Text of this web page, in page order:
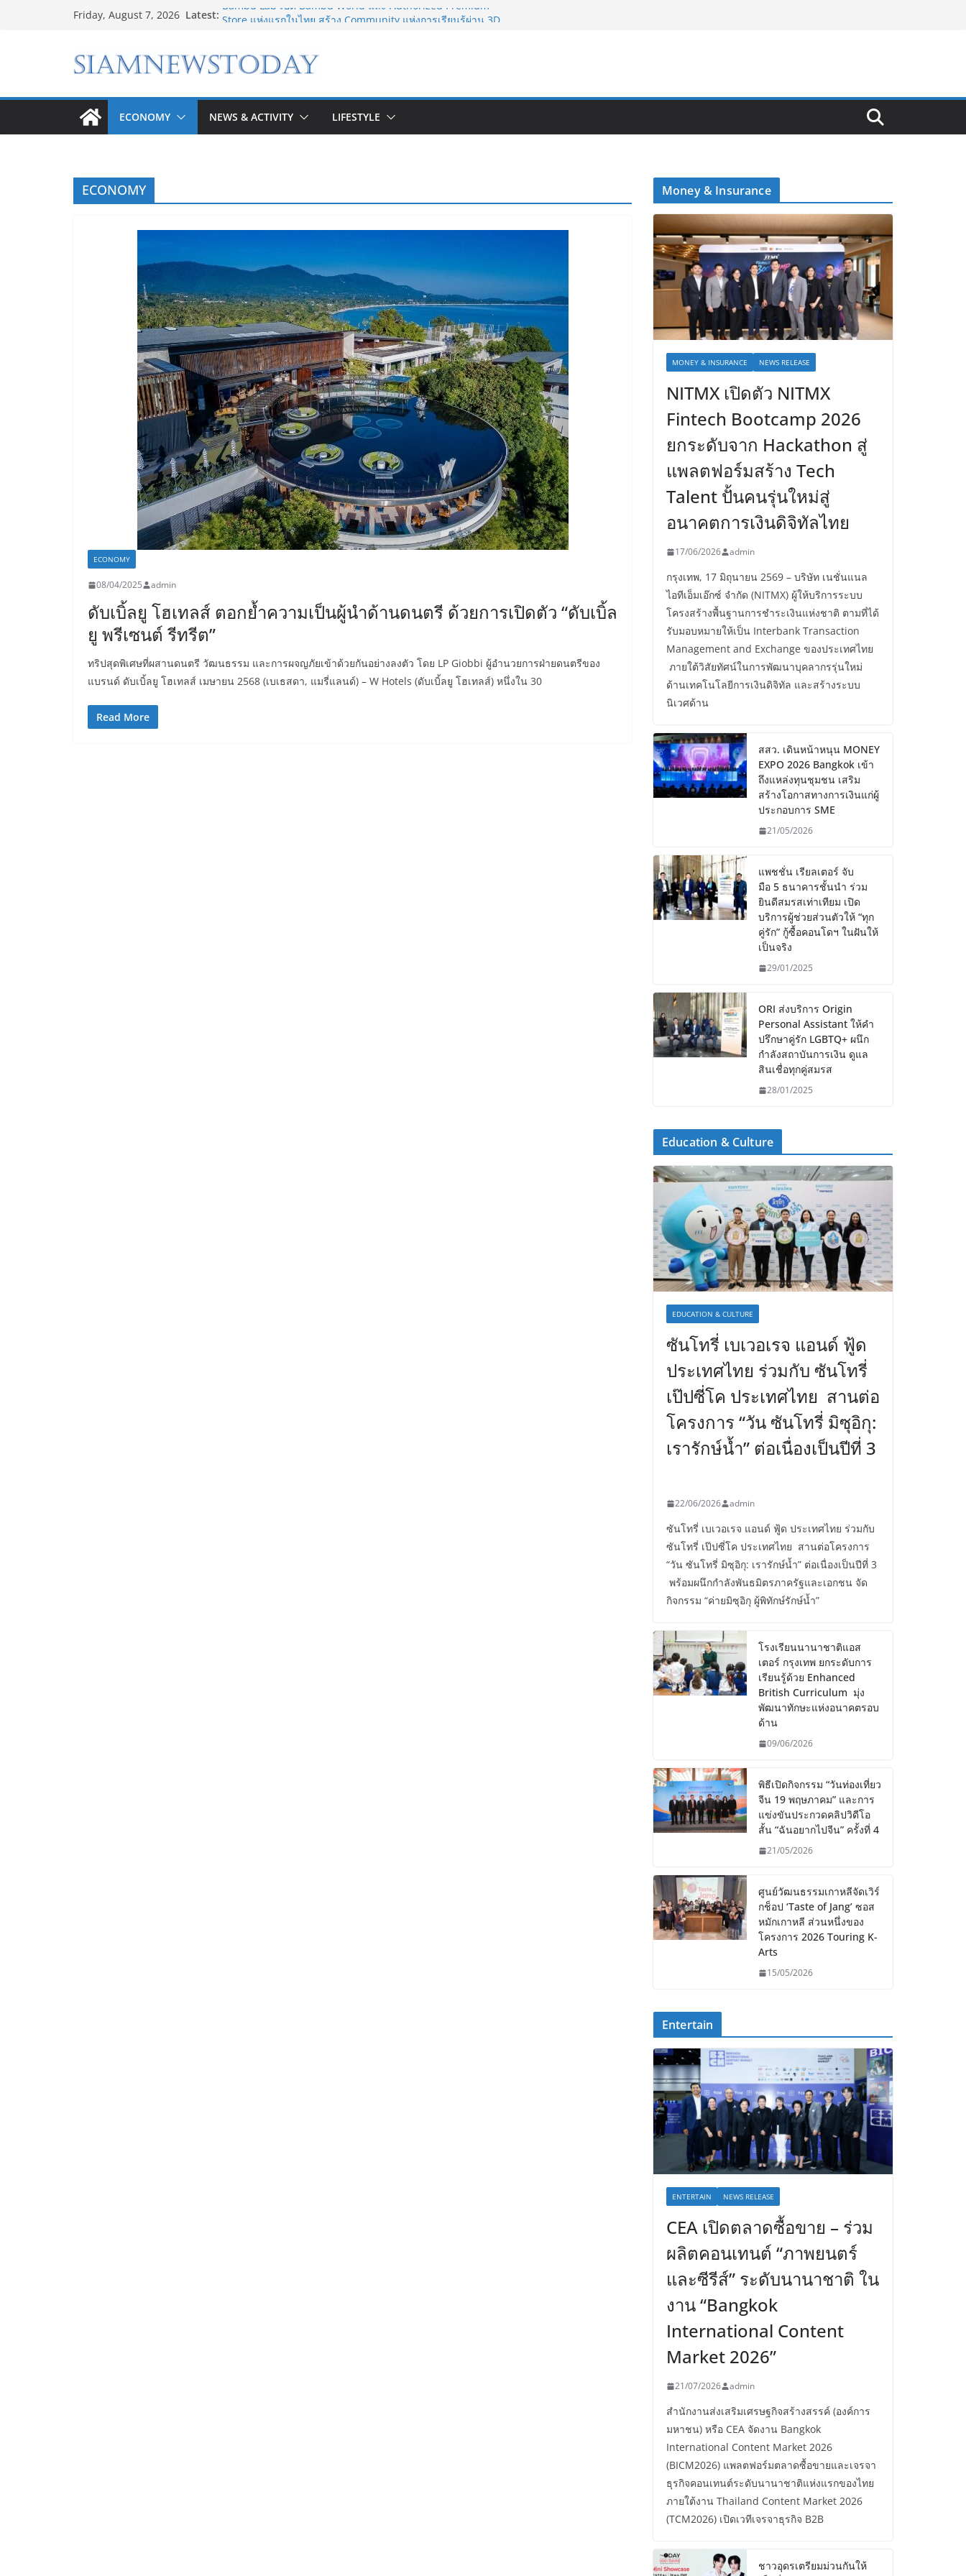
Friday, August 7, 2026 Latest: Bambu Lab เปิด Bambu World และ Authorized Premium
เจาะเบื้องหลังความสำเร็จของ The 1 Day 2026 จากแคมเปญสู่
Shopping Phenomenon ของไทย
CEO “ดร.ปิยะวัฒน์” ถ่ายทอดวิสัยทัศน์ธุรกิจ พร้อมฟรีคอนเสิร์ต
“โชค รถแห่” ยกวง
ECONOMY NEWS & ACTIVITY LIFESTYLE
ECONOMY
ECONOMY
08/04/2025 admin
ดับเบิ้ลยู โฮเทลส์ ตอกย้ำความเป็นผู้นำด้านดนตรี ด้วยการเปิดตัว “ดับเบิ้ล
ยู พรีเซนต์ รีทรีต”
ทริปสุดพิเศษที่ผสานดนตรี วัฒนธรรม และการผจญภัยเข้าด้วยกันอย่างลงตัว โดย LP Giobbi ผู้อำนวยการฝ่ายดนตรีของ
แบรนด์ ดับเบิ้ลยู โฮเทลส์ เมษายน 2568 (เบเธสดา, แมรี่แลนด์) – W Hotels (ดับเบิ้ลยู โฮเทลส์) หนึ่งใน 30
Read More
Money & Insurance
MONEY & INSURANCE NEWS RELEASE
NITMX เปิดตัว NITMX
Fintech Bootcamp 2026
ยกระดับจาก Hackathon สู่
แพลตฟอร์มสร้าง Tech
Talent ปั้นคนรุ่นใหม่สู่
อนาคตการเงินดิจิทัลไทย
17/06/2026 admin
กรุงเทพ, 17 มิถุนายน 2569 – บริษัท เนชั่นแนล
ไอทีเอ็มเอ๊กซ์ จำกัด (NITMX) ผู้ให้บริการระบบ
โครงสร้างพื้นฐานการชำระเงินแห่งชาติ ตามที่ได้
รับมอบหมายให้เป็น Interbank Transaction
Management and Exchange ของประเทศไทย
ภายใต้วิสัยทัศน์ในการพัฒนาบุคลากรรุ่นใหม่
ด้านเทคโนโลยีการเงินดิจิทัล และสร้างระบบ
นิเวศด้าน
สสว. เดินหน้าหนุน MONEY
EXPO 2026 Bangkok เข้า
ถึงแหล่งทุนชุมชน เสริม
สร้างโอกาสทางการเงินแก่ผู้
ประกอบการ SME
21/05/2026
แพชชั่น เรียลเตอร์ จับ
มือ 5 ธนาคารชั้นนำ ร่วม
ยินดีสมรสเท่าเทียม เปิด
บริการผู้ช่วยส่วนตัวให้ “ทุก
คู่รัก” กู้ซื้อคอนโดฯ ในฝันให้
เป็นจริง
29/01/2025
ORI ส่งบริการ Origin
Personal Assistant ให้คำ
ปรึกษาคู่รัก LGBTQ+ ผนึก
กำลังสถาบันการเงิน ดูแล
สินเชื่อทุกคู่สมรส
28/01/2025
Education & Culture
EDUCATION & CULTURE
ซันโทรี่ เบเวอเรจ แอนด์ ฟู้ด
ประเทศไทย ร่วมกับ ซันโทรี่
เป๊ปซี่โค ประเทศไทย สานต่อ
โครงการ “วัน ซันโทรี่ มิซุอิกุ:
เรารักษ์น้ำ” ต่อเนื่องเป็นปีที่ 3
22/06/2026 admin
ซันโทรี่ เบเวอเรจ แอนด์ ฟู้ด ประเทศไทย ร่วมกับ
ซันโทรี่ เป๊ปซี่โค ประเทศไทย สานต่อโครงการ
“วัน ซันโทรี่ มิซุอิกุ: เรารักษ์น้ำ” ต่อเนื่องเป็นปีที่ 3
พร้อมผนึกกำลังพันธมิตรภาครัฐและเอกชน จัด
กิจกรรม “ค่ายมิซุอิกุ ผู้พิทักษ์รักษ์น้ำ”
โรงเรียนนานาชาติแอส
เตอร์ กรุงเทพ ยกระดับการ
เรียนรู้ด้วย Enhanced
British Curriculum มุ่ง
พัฒนาทักษะแห่งอนาคตรอบ
ด้าน
09/06/2026
พิธีเปิดกิจกรรม “วันท่องเที่ยว
จีน 19 พฤษภาคม” และการ
แข่งขันประกวดคลิปวิดีโอ
สั้น “ฉันอยากไปจีน” ครั้งที่ 4
21/05/2026
ศูนย์วัฒนธรรมเกาหลีจัดเวิร์
กช็อป ‘Taste of Jang’ ซอส
หมักเกาหลี ส่วนหนึ่งของ
โครงการ 2026 Touring K-
Arts
15/05/2026
Entertain
ENTERTAIN NEWS RELEASE
CEA เปิดตลาดซื้อขาย – ร่วม
ผลิตคอนเทนต์ “ภาพยนตร์
และซีรีส์” ระดับนานาชาติ ใน
งาน “Bangkok
International Content
Market 2026”
21/07/2026 admin
สำนักงานส่งเสริมเศรษฐกิจสร้างสรรค์ (องค์การ
มหาชน) หรือ CEA จัดงาน Bangkok
International Content Market 2026
(BICM2026) แพลตฟอร์มตลาดซื้อขายและเจรจา
ธุรกิจคอนเทนต์ระดับนานาชาติแห่งแรกของไทย
ภายใต้งาน Thailand Content Market 2026
(TCM2026) เปิดเวทีเจรจาธุรกิจ B2B
ชาวอุดรเตรียมม่วนกันให้